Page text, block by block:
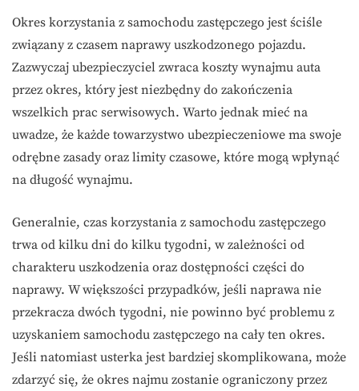
Okres korzystania z samochodu zastępczego jest ściśle
związany z czasem naprawy uszkodzonego pojazdu.
Zazwyczaj ubezpieczyciel zwraca koszty wynajmu auta
przez okres, który jest niezbędny do zakończenia
wszelkich prac serwisowych. Warto jednak mieć na
uwadze, że każde towarzystwo ubezpieczeniowe ma swoje
odrębne zasady oraz limity czasowe, które mogą wpłynąć
na długość wynajmu.
Generalnie, czas korzystania z samochodu zastępczego
trwa od kilku dni do kilku tygodni, w zależności od
charakteru uszkodzenia oraz dostępności części do
naprawy. W większości przypadków, jeśli naprawa nie
przekracza dwóch tygodni, nie powinno być problemu z
uzyskaniem samochodu zastępczego na cały ten okres.
Jeśli natomiast usterka jest bardziej skomplikowana, może
zdarzyć się, że okres najmu zostanie ograniczony przez